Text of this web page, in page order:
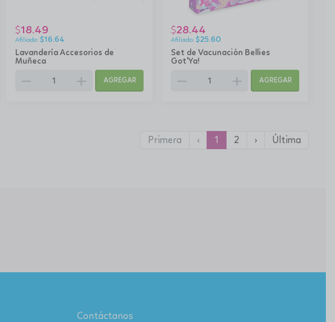
Lavandería Accesorios de
Muñeca
$18.49
$16.64
remove add AGREGAR
Set de Vacunación Bellies
Got'Ya!
$28.44
$25.60
remove add AGREGAR
Primera ‹ 1 2 › Última
Contáctanos